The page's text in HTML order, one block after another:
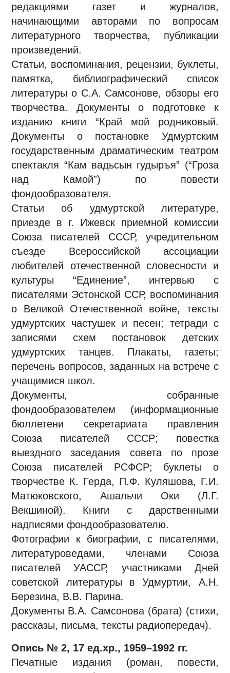
редакциями газет и журналов,
начинающими авторами по вопросам
литературного творчества, публикации
произведений.
Статьи, воспоминания, рецензии, буклеты,
памятка, библиографический список
литературы о С.А. Самсонове, обзоры его
творчества. Документы о подготовке к
изданию книги “Край мой родниковый.
Документы о постановке Удмуртским
государственным драматическим театром
спектакля “Кам вадьсын гудыръя” (“Гроза
над Камой”) по повести
фондообразователя.
Статьи об удмуртской литературе,
приезде в г. Ижевск приемной комиссии
Союза писателей СССР, учредительном
съезде Всероссийской ассоциации
любителей отечественной словесности и
культуры “Единение”, интервью с
писателями Эстонской ССР, воспоминания
о Великой Отечественной войне, тексты
удмуртских частушек и песен; тетради с
записями схем постановок детских
удмуртских танцев. Плакаты, газеты;
перечень вопросов, заданных на встрече с
учащимися школ.
Документы, собранные
фондообразователем (информационные
бюллетени секретариата правления
Союза писателей СССР; повестка
выездного заседания совета по прозе
Союза писателей РСФСР; буклеты о
творчестве К. Герда, П.Ф. Куляшова, Г.И.
Матюковского, Ашальчи Оки (Л.Г.
Векшиной). Книги с дарственными
надписями фондообразователю.
Фотографии к биографии, с писателями,
литературоведами, членами Союза
писателей УАССР, участниками Дней
советской литературы в Удмуртии, А.Н.
Березина, В.В. Парина.
Документы В.А. Самсонова (брата) (стихи,
рассказы, письма, тексты радиопередач).
Опись № 2, 17 ед.хр., 1959–1992 гг.
Печатные издания (роман, повести,